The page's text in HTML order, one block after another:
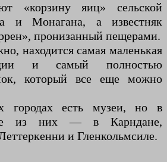
«корзину яиц» сельской
и Монагана, а известняк
пронизанный пещерами.
находится самая маленькая
и самый полностью
который все еще можно
городах есть музеи, но в
из них — в Карндане,
и Гленкольмсиле.